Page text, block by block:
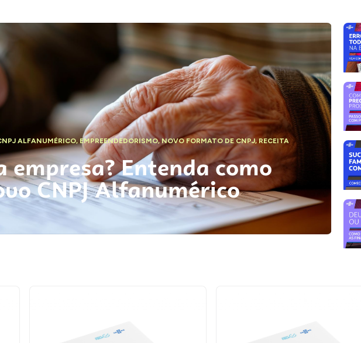
ALFANUMÉRICO, EMPREENDEDORISMO,NOVO FORMATO DE CNPJ,RECEITA
Entenda como
CNPJ Alfanumérico